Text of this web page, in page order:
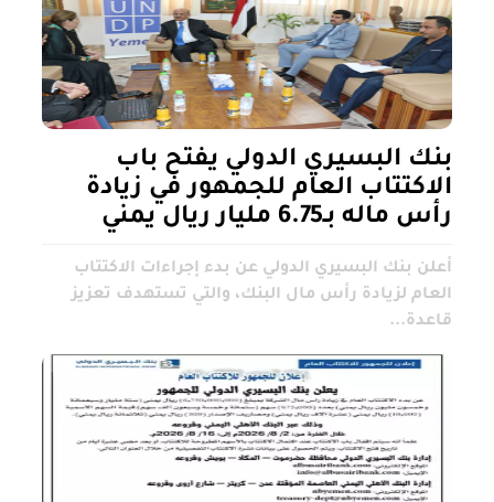
بنك البسيري الدولي يفتح باب
الاكتتاب العام للجمهور في زيادة
رأس ماله بـ6.75 مليار ريال يمني
أعلن بنك البسيري الدولي عن بدء إجراءات الاكتتاب
العام لزيادة رأس مال البنك، والتي تستهدف تعزيز
قاعدة...